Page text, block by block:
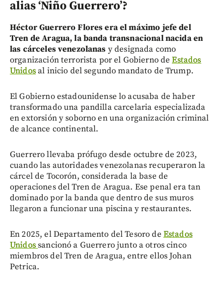
alias ‘Niño Guerrero’?
Héctor Guerrero Flores era el máximo jefe del
Tren de Aragua, la banda transnacional nacida en
las cárceles venezolanas y designada como
organización terrorista por el Gobierno deEstados
Unidosal inicio del segundo mandato de Trump.
El Gobierno estadounidense lo acusaba de haber
transformado una pandilla carcelaria especializada
en extorsión y soborno en una organización criminal
de alcance continental.
Guerrero llevaba prófugo desde octubre de 2023,
cuando las autoridades venezolanas recuperaron la
cárcel de Tocorón, considerada la base de
operaciones del Tren de Aragua. Ese penal era tan
dominado por la banda que dentro de sus muros
llegaron a funcionar una piscina y restaurantes.
En 2025, el Departamento del Tesoro de Estados
Unidossancionó a Guerrero junto a otros cinco
miembros del Tren de Aragua, entre ellos Johan
Petrica.